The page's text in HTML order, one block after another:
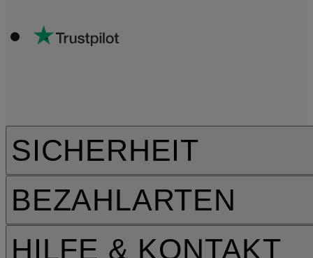
HILFE & KONTAKT
SICHERHEIT
BEZAHLARTEN